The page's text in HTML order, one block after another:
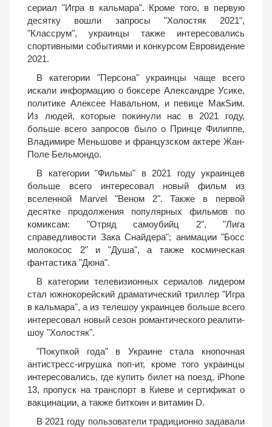
сериал "Игра в кальмара". Кроме того, в первую
десятку вошли запросы "Холостяк 2021",
"Классрум", украинцы также интересовались
спортивными событиями и конкурсом Евровидение
2021.
В категории "Персона" украинцы чаще всего
искали информацию о боксере Александре Усике,
политике Алексее Навальном, и певице МакSим.
Из людей, которые покинули нас в 2021 году,
больше всего запросов было о Принце Филиппе,
Владимире Меньшове и французском актере Жан-
Поле Бельмондо.
В категории "Фильмы" в 2021 году украинцев
больше всего интересовал новый фильм из
вселенной Marvel "Веном 2". Также в первой
десятке продолжения популярных фильмов по
комиксам: "Отряд самоубийц 2", "Лига
справедливости Зака Снайдера"; анимации "Босс
молокосос 2" и "Душа", а также космическая
фантастика "Дюна".
В категории телевизионных сериалов лидером
стал южнокорейский драматический триллер "Игра
в кальмара", а из телешоу украинцев больше всего
интересовал новый сезон романтического реалити-
шоу "Холостяк".
"Покупкой года" в Украине стала кнопочная
антистресс-игрушка поп-ит, кроме того украинцы
интересовались, где купить билет на поезд, iPhone
13, пропуск на транспорт в Киеве и сертификат о
вакцинации, а также биткоин и витамин D.
В 2021 году пользователи традиционно задавали